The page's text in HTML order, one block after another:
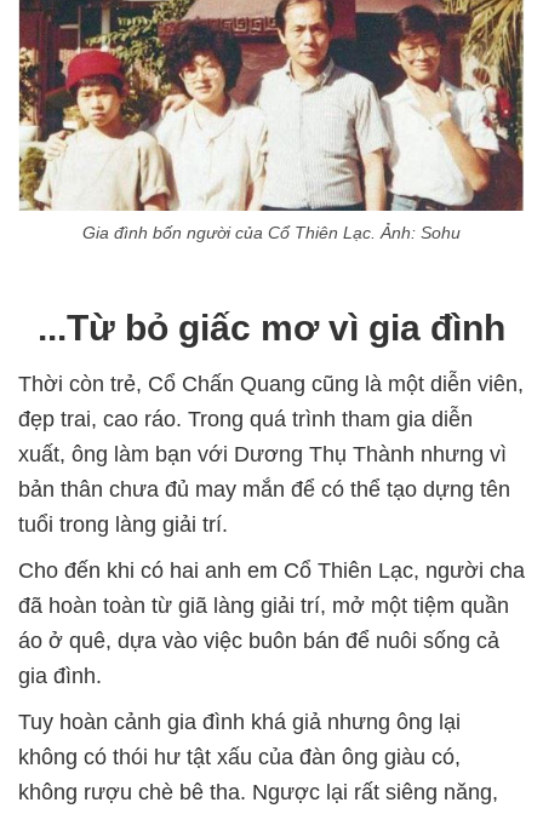
Gia đình bốn người của Cổ Thiên Lạc. Ảnh: Sohu
...Từ bỏ giấc mơ vì gia đình
Thời còn trẻ, Cổ Chấn Quang cũng là một diễn viên,
đẹp trai, cao ráo. Trong quá trình tham gia diễn
xuất, ông làm bạn với Dương Thụ Thành nhưng vì
bản thân chưa đủ may mắn để có thể tạo dựng tên
tuổi trong làng giải trí.
Cho đến khi có hai anh em Cổ Thiên Lạc, người cha
đã hoàn toàn từ giã làng giải trí, mở một tiệm quần
áo ở quê, dựa vào việc buôn bán để nuôi sống cả
gia đình.
Tuy hoàn cảnh gia đình khá giả nhưng ông lại
không có thói hư tật xấu của đàn ông giàu có,
không rượu chè bê tha. Ngược lại rất siêng năng,